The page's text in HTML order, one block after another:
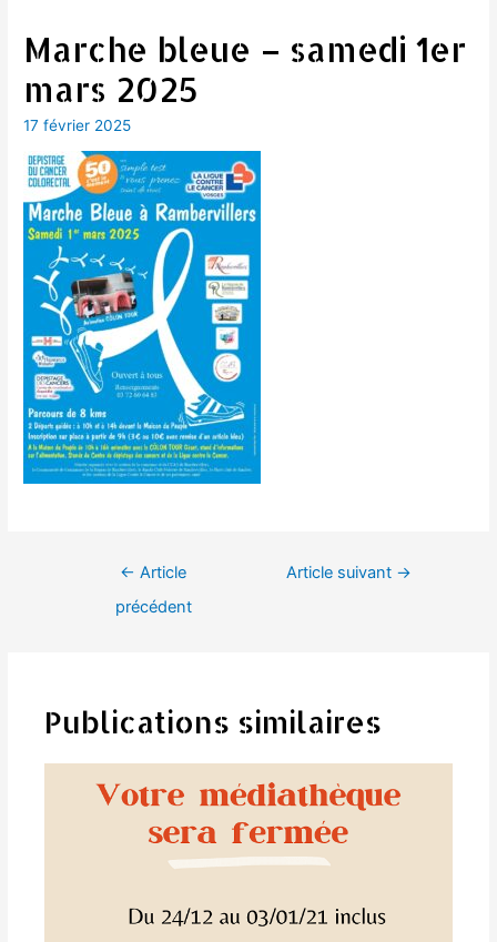
Marche bleue – samedi 1er
mars 2025
17 février 2025
Navigation← Article
précédent
Article suivant →
Publications similaires